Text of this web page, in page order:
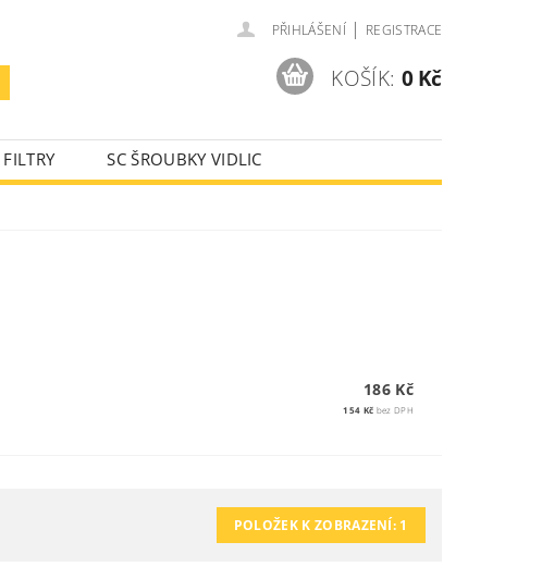
PŘIHLÁŠENÍ | REGISTRACE
KOŠÍK: 0 Kč
FILTRY
SC ŠROUBKY VIDLIC
186 Kč
154 Kč bez DPH
POLOŽEK K ZOBRAZENÍ: 1